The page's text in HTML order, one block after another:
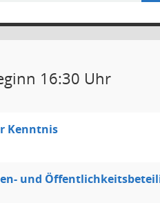
16:30 Uhr
Kenntnis
und